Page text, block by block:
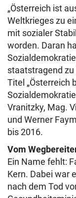
„Österreich ist
Weltkrieges zu
mit sozialer
worden. Daran
staatstragend zu
Titel „Österreich
Vranitzky, Mag.
und Werner
bis 2016.
Vom
Ein Name fehlt:
Kern. Dabei war
nach dem Tod